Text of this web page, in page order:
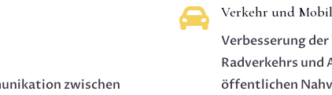
zwischen

Verkehr und
Verbesserung
Radverkehrs und
öffentlichen